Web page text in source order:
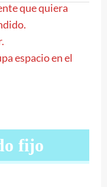
que quiera
espacio en el
fijo